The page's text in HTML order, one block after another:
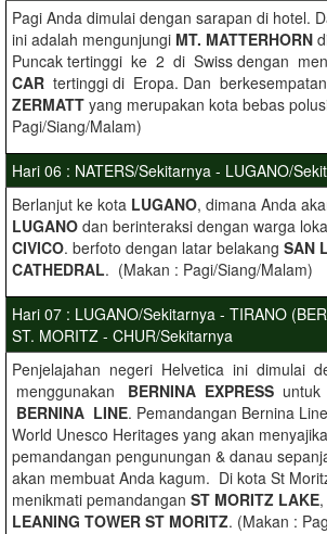
Pagi Anda dimulai dengan sarapan di hotel.
ini adalah mengunjungi MT. MATTERHORN
Puncak tertinggi ke 2 di Swiss dengan
CAR tertinggi di Eropa. Dan
ZERMATT yang merupakan kota bebas
Pagi/Siang/Malam)
Hari 06 : NATERS/Sekitarnya - LUGANO/
Berlanjut ke kota LUGANO, dimana Anda
LUGANO dan berinteraksi dengan warga
CIVICO. berfoto dengan latar belakang SAN
CATHEDRAL. (Makan : Pagi/Siang/Malam)
Hari 07 : LUGANO/Sekitarnya - TIRANO
ST. MORITZ - CHUR/Sekitarnya
Penjelajahan negeri Helvetica ini dimulai
menggunakan BERNINA EXPRESS
BERNINA LINE. Pemandangan Bernina
World Unesco Heritages yang akan
pemandangan pengunungan & danau
akan membuat Anda kagum. Di kota St
menikmati pemandangan ST MORITZ LAKE
LEANING TOWER ST MORITZ. (Makan :